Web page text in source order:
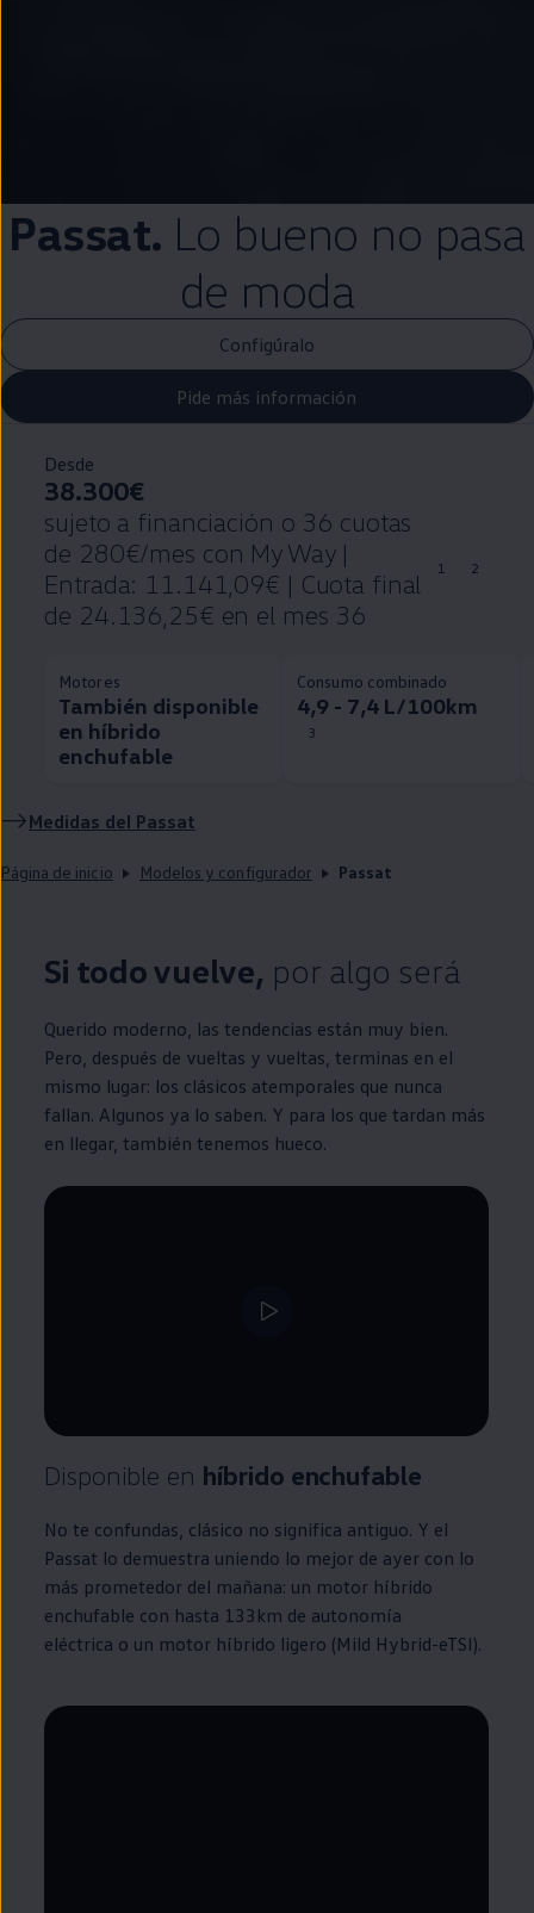
Passat. Lo bueno no pasa
de moda
Configúralo
Pide más información
Desde
38.300€
sujeto a financiación o 36 cuotas
de 280€/mes con My Way |
Entrada: 11.141,09€ | Cuota final
de 24.136,25€ en el mes 36
1 2
Motores
También disponible
en híbrido
enchufable
Consumo combinado
4,9 - 7,4 L/100km
3
Medidas del Passat
Página de inicio Modelos y configurador Passat
Si todo vuelve, por algo será
Querido moderno, las tendencias están muy bien.
Pero, después de vueltas y vueltas, terminas en el
mismo lugar: los clásicos atemporales que nunca
fallan. Algunos ya lo saben. Y para los que tardan más
en llegar, también tenemos hueco.
Disponible en híbrido enchufable
No te confundas, clásico no significa antiguo. Y el
Passat lo demuestra uniendo lo mejor de ayer con lo
más prometedor del mañana: un motor híbrido
enchufable con hasta 133km de autonomía
eléctrica o un motor híbrido ligero (Mild Hybrid-eTSI).